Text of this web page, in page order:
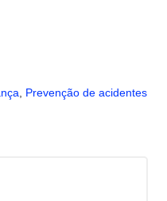
Prevenção de acidentes